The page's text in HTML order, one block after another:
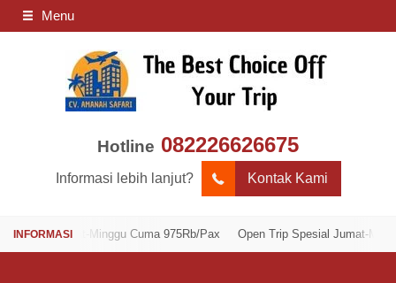
Menu
Hotline 082226626675
Informasi lebih lanjut? Kontak Kami
Jumat-Minggu Cuma 975Rb/Pax Open Trip Spesial Jumat-Minggu